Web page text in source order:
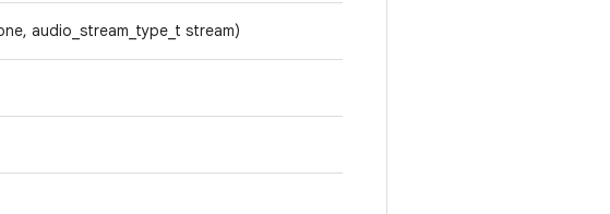
audio_stream_type_t stream)